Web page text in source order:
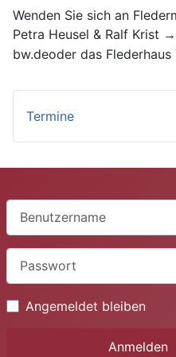
Wenden Sie sich an
Petra Heusel & Ralf Krist →
bw.deoder das Fleder­haus
Termine
Benutzername
Passwort
Angemeldet bleiben
Anmelden